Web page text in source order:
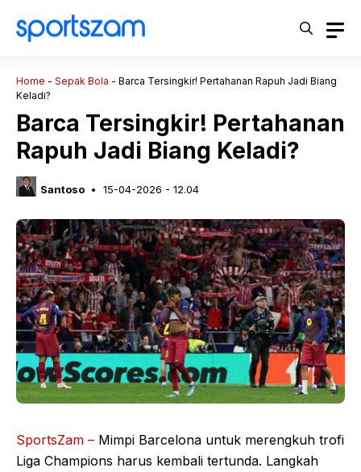
Home - Sepak Bola - Barca Tersingkir! Pertahanan Rapuh Jadi Biang
Keladi?
Barca Tersingkir! Pertahanan
Rapuh Jadi Biang Keladi?
Santoso 15-04-2026 - 12.04
SportsZam – Mimpi Barcelona untuk merengkuh trofi
Liga Champions harus kembali tertunda. Langkah